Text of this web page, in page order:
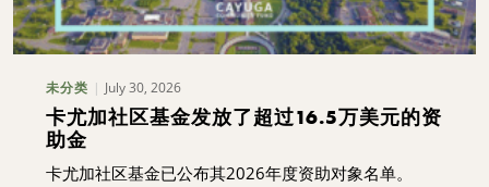
未分类 July 30, 2026
卡尤加社区基金发放了超过16.5万美元的资
助金
卡尤加社区基金已公布其2026年度资助对象名单。